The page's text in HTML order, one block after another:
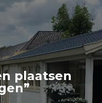
plaatsen